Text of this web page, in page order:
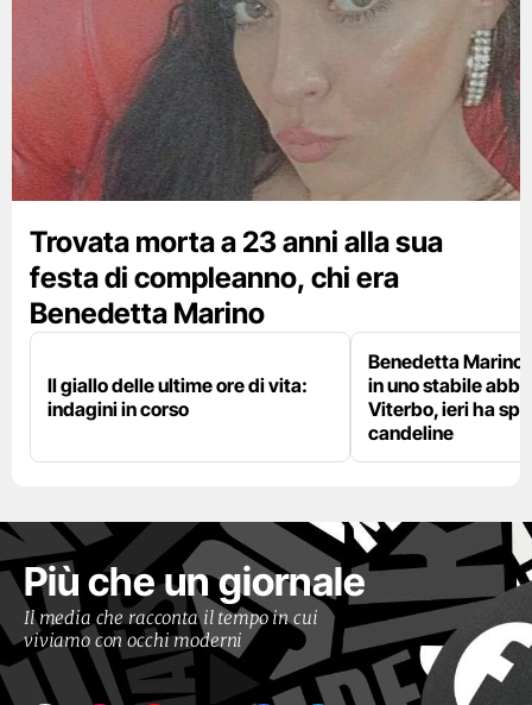
Trovata morta a 23 anni alla sua
festa di compleanno, chi era
Benedetta Marino
Il giallo delle ultime ore di vita:
indagini in corso
Benedetta Marino
in uno stabile
Viterbo, ieri ha
candeline
Più che un giornale
Il media che racconta il tempo in cui
viviamo con occhi moderni